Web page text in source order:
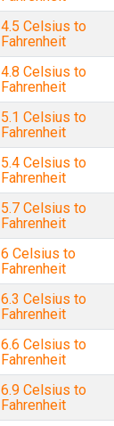
4.5 Celsius to
Fahrenheit
4.8 Celsius to
Fahrenheit
5.1 Celsius to
Fahrenheit
5.4 Celsius to
Fahrenheit
5.7 Celsius to
Fahrenheit
6 Celsius to
Fahrenheit
6.3 Celsius to
Fahrenheit
6.6 Celsius to
Fahrenheit
6.9 Celsius to
Fahrenheit